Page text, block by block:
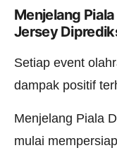
Menjelang
Jersey
Setiap event
dampak positif
Menjelang Piala
mulai